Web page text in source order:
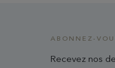
ABONNEZ-
Recevez nos